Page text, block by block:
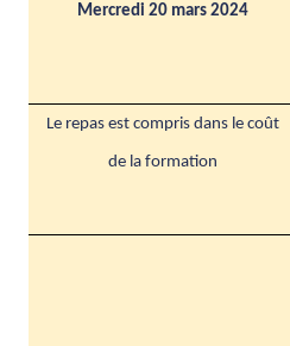
Mercredi 20 mars 2024
Le repas est compris dans le coût
de la formation